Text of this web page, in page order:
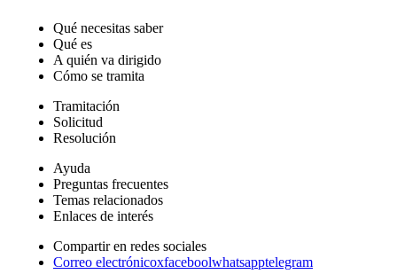
Qué necesitas saber
Qué es
A quién va dirigido
Cómo se tramita
Tramitación
Solicitud
Resolución
Ayuda
Preguntas frecuentes
Temas relacionados
Enlaces de interés
Compartir en redes sociales
Correo electrónicoxfaceboolwhatsapptelegram